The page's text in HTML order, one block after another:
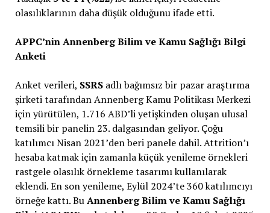
olasılıklarının daha düşük olduğunu ifade etti.
APPC’nin Annenberg Bilim ve Kamu Sağlığı Bilgi
Anketi
Anket verileri, SSRSadlı bağımsız bir pazar araştırma
şirketi tarafından Annenberg Kamu Politikası Merkezi
için yürütülen, 1.716 ABD’li yetişkinden oluşan ulusal
temsili bir panelin 23. dalgasından geliyor. Çoğu
katılımcı Nisan 2021’den beri panele dahil. Attrition’ı
hesaba katmak için zamanla küçük yenileme örnekleri
rastgele olasılık örnekleme tasarımı kullanılarak
eklendi. En son yenileme, Eylül 2024’te 360 katılımcıyı
örneğe kattı. BuAnnenberg Bilim ve Kamu Sağlığı